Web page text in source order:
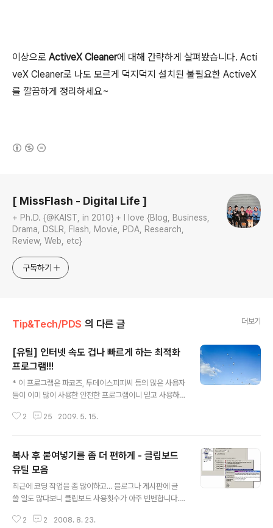
이상으로 ActiveX Cleaner에 대해 간략하게 살펴봤습니다. Acti
veX Cleaner로 나도 모르게 덕지덕지 설치된 불필요한 ActiveX
를 깔끔하게 정리하세요~
[ MissFlash - Digital Life ]
+ Ph.D. {@KAIST, in 2010} + I love {Blog, Business,
Drama, DSLR, Flash, Movie, PDA, Research,
Review, Web, etc}
구독하기
Tip&Tech/PDS 의 다른 글 더보기
[유틸] 인터넷 속도 겁나 빠르게 하는 최적화
프로그램!!!
* 이 프로그램은 파코즈, 투데이스피피씨 등의 많은 사용자
들이 이미 많이 사용한 안전한 프로그램이니 믿고 사용하
Flash는 책임이 없음을 알려드립니다.(꺼림직하면 안쓰는
속도를 빠르게 하는 최적화 프로그램인데요... 파코즈에 올
라온 소스들을 투데이스피피씨 안티인터넷님이 패키지로
묶은 프로그램입니다. (이 파일은 안티인터넷님의 허락으
로 첨부하며 저에게 재게시 권한이 없기 때문에 재게시를
시기 바랍니다. ㅎㅎ;) 이 프로그램은 이미 많은 분들이 효
2 25 2009. 5. 15.
복사 후 붙여넣기를 좀 더 편하게 - 클립보드
유틸 모음
최근에 코딩 작업을 좀 많이하고... 블로그나 게시판에 글
쓸 일도 많다보니 클립보드 사용횟수가 아주 빈번합니다.
했는데... 듀얼모니터를 사용할 수 없는 환경에서는 Alt+T
2 2 2008. 8. 23.